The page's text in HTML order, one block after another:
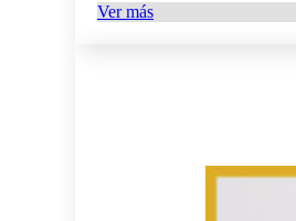
Ver más